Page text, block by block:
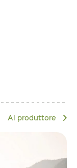
Al produttore